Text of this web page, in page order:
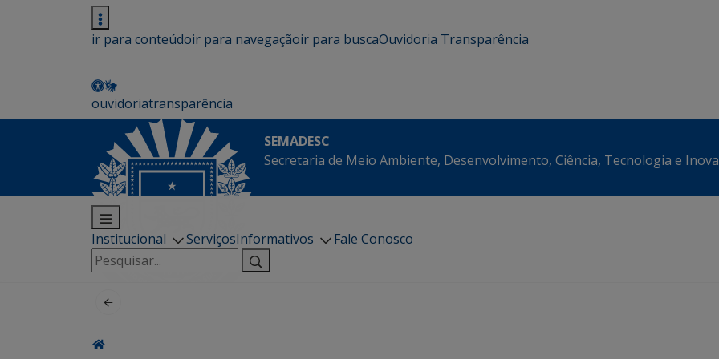
ir para conteúdoir para navegaçãoir para buscaOuvidoria Transparência
ouvidoriatransparência
SEMADESC
Secretaria de Meio Ambiente, Desenvolvimento, Ciência, Tecnologia e
Institucional ServiçosInformativos
Fale Conosco
Pesquisar
por: